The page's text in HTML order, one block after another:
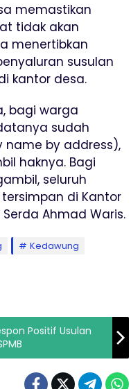
memastikan
tidak akan
menertibkan
susulan
kantor desa.
bagi warga
sudah
by address),
haknya. Bagi
seluruh
di Kantor
Ahmad Waris.
Kedawung
Positif Usulan